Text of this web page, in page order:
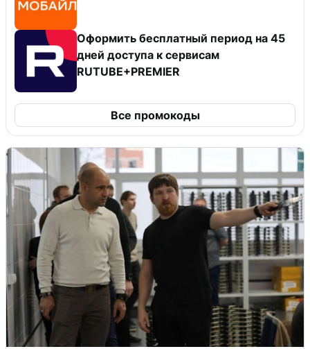
Оформить бесплатный период на 45
дней доступа к сервисам
RUTUBE+PREMIER
Все промокоды